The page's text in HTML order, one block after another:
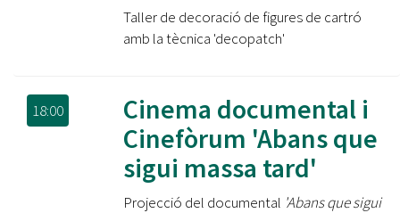
Taller de decoració de figures de cartró
amb la tècnica 'decopatch'
18:00
Cinema documental i
Cinefòrum 'Abans que
sigui massa tard'
Projecció del documental 'Abans que sigui